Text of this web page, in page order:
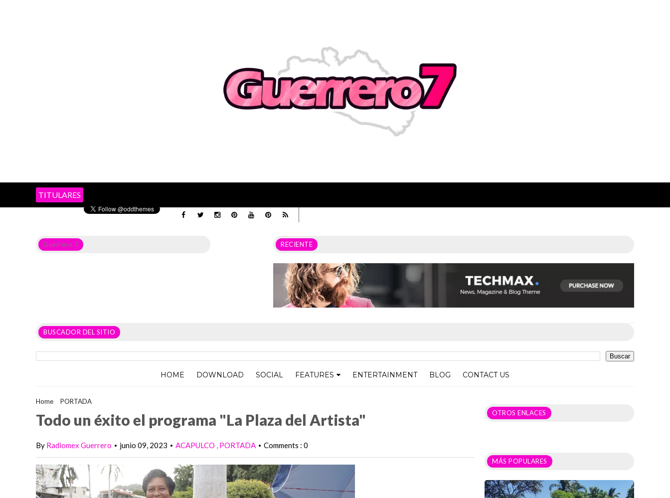
TITULARES
Guerrero 7 RECIENTE
BUSCADOR DEL SITIO
HOME DOWNLOAD SOCIAL FEATURES ENTERTAINMENT BLOG CONTACT US
Home PORTADA
Todo un éxito el programa "La Plaza del Artista"
By Radiomex Guerrero • junio 09, 2023 • ACAPULCO PORTADA • Comments : 0
OTROS ENLACES
MÁS POPULARES